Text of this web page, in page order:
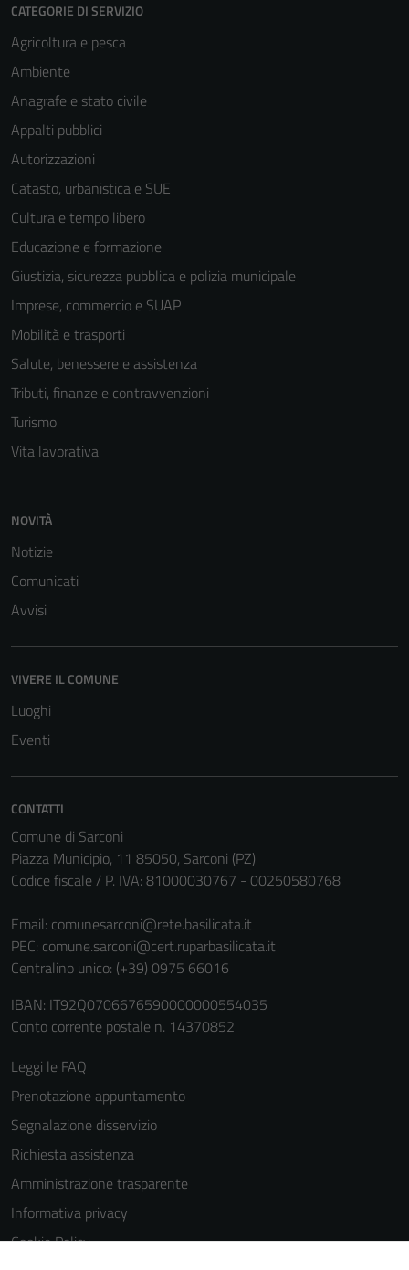
CATEGORIE DI SERVIZIO
Agricoltura e pesca
Ambiente
Anagrafe e stato civile
Appalti pubblici
Autorizzazioni
Catasto, urbanistica e SUE
Cultura e tempo libero
Educazione e formazione
Giustizia, sicurezza pubblica e polizia municipale
Imprese, commercio e SUAP
Mobilità e trasporti
Salute, benessere e assistenza
Tributi, finanze e contravvenzioni
Turismo
Vita lavorativa
NOVITÀ
Notizie
Comunicati
Avvisi
VIVERE IL COMUNE
Luoghi
Eventi
CONTATTI
Comune di Sarconi
Piazza Municipio, 11 85050, Sarconi (PZ)
Codice fiscale / P. IVA: 81000030767 - 00250580768
Email: comunesarconi@rete.basilicata.it
PEC: comune.sarconi@cert.ruparbasilicata.it
Centralino unico: (+39) 0975 66016
IBAN: IT92Q0706676590000000554035
Conto corrente postale n. 14370852
Leggi le FAQ
Prenotazione appuntamento
Segnalazione disservizio
Richiesta assistenza
Amministrazione trasparente
Informativa privacy
Cookie Policy